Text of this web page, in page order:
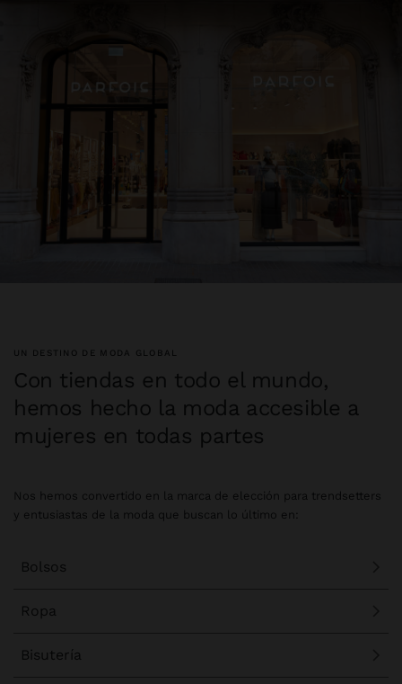
UN DESTINO DE MODA GLOBAL
Con tiendas en todo el mundo,
hemos hecho la moda accesible a
mujeres en todas partes
Nos hemos convertido en la marca de elección para trendsetters
y entusiastas de la moda que buscan lo último en:
Bolsos
Ropa
Bisutería